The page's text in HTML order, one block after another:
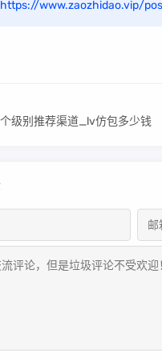
https://www.zaozhidao.vip/
级别推荐渠道_lv仿包多少钱